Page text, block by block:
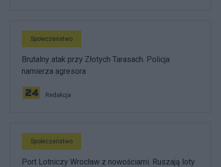
Społeczeństwo
Brutalny atak przy Złotych Tarasach. Policja
namierza agresora
Redakcja
Społeczeństwo
Port Lotniczy Wrocław z nowościami. Ruszają loty